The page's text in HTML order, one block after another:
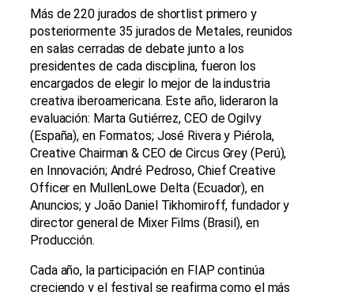
Más de 220 jurados de shortlist primero y
posteriormente 35 jurados de Metales, reunidos
en salas cerradas de debate junto a los
presidentes de cada disciplina, fueron los
encargados de elegir lo mejor de la industria
creativa iberoamericana. Este año, lideraron la
evaluación: Marta Gutiérrez, CEO de Ogilvy
(España), en Formatos; José Rivera y Piérola,
Creative Chairman & CEO de Circus Grey (Perú),
en Innovación; André Pedroso, Chief Creative
Officer en MullenLowe Delta (Ecuador), en
Anuncios; y João Daniel Tikhomiroff, fundador y
director general de Mixer Films (Brasil), en
Producción.
Cada año, la participación en FIAP continúa
creciendo y el festival se reafirma como el más